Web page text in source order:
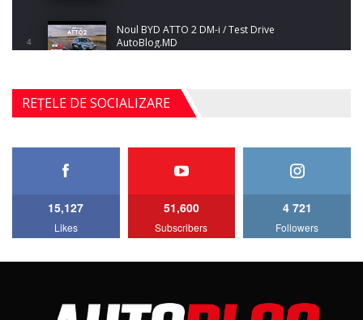
4
Noul BYD ATTO 2 DM-i / Test Drive
AutoBlog.MD
17:35
5
Noul Mercedes-Benz S-Class facelift (S 580
4MATIC V223) / Test Drive AutoBlog.MD
27:33
AutoBlog.MD
15:08
REȚELE DE SOCIALIZARE
15,127
Likes
51,600
Subscribers
4 721
Followers